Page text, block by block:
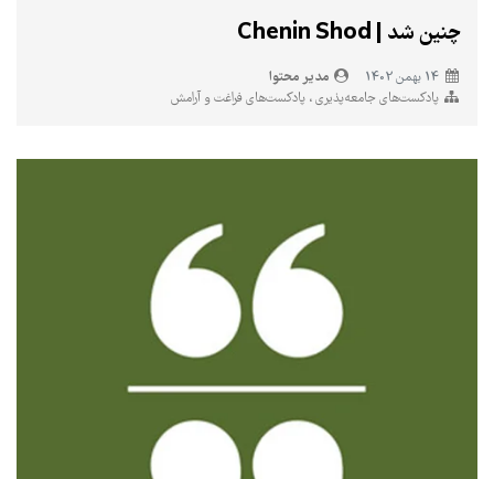
چنین شد | Chenin Shod
مدیر محتوا
پادکست‌های جامعه‌پذیری پادکست‌های فراغت و آرامش